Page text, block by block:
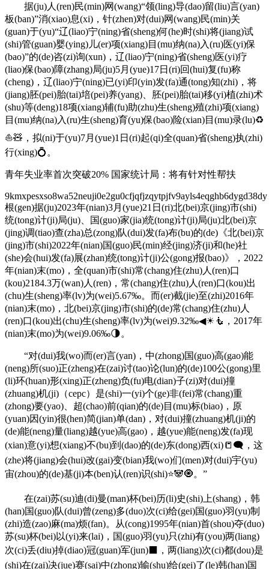
据(ju)人(ren)民(min)网(wang)“领(ling)导(dao)留(liu)言(yan)
板(ban)”消(xiao)息(xi)，针(zhen)对(dui)网(wang)民(min)关
(guan)于(yu)“辽(liao)宁(ning)省(sheng)何(he)时(shi)将(jiang)试
(shi)管(guan)婴(ying)儿(er)项(xiang)目(mu)纳(na)入(ru)医(yi)保
(bao)”的(de)咨(zi)询(xun)，辽(liao)宁(ning)省(sheng)医(yi)疗
(liao)保(bao)障(zhang)局(ju)5月(yue)17日(ri)回(hui)复(fu)称
(cheng)，辽(liao)宁(ning)已(yi)印(yin)发(fa)通(tong)知(zhi)，将
(jiang)胚(pei)胎(tai)培(pei)养(yang)、胚(pei)胎(tai)移(yi)植(zhi)术
(shu)等(deng)18项(xiang)辅(fu)助(zhu)生(sheng)殖(zhi)项(xiang)
目(mu)纳(na)入(ru)生(sheng)育(yu)保(bao)险(xian)目(mu)录(lu)♻
⛵🧸，拟(ni)于(yu)7月(yue)1日(ri)起(qi)全(quan)省(sheng)执(zhi)
行(xing)💍。
青年失业率首次突破20% 国家统计局：将有针对性帮扶
根(gen)据(ju)2023年(nian)3月(yue)21日(ri)北(bei)京(jing)市(shi)
统(tong)计(ji)局(ju)、国(guo)家(jia)统(tong)计(ji)局(ju)北(bei)京
(jing)调(tiao)查(zha)总(zong)队(dui)发(fa)布(bu)的(de)《北(bei)京
(jing)市(shi)2022年(nian)国(guo)民(min)经(jing)济(ji)和(he)社
(she)会(hui)发(fa)展(zhan)统(tong)计(ji)公(gong)报(bao)》，2022
年(nian)末(mo)，全(quan)市(shi)常(chang)住(zhu)人(ren)口
(kou)2184.3万(wan)人(ren)，常(chang)住(zhu)人(ren)口(kou)出
(chu)生(sheng)率(lv)为(wei)5.67‰。而(er)截(jie)至(zhi)2016年
(nian)末(mo)，北(bei)京(jing)市(shi)的(de)常(chang)住(zhu)人
(ren)口(kou)出(chu)生(sheng)率(lv)为(wei)9.32‰◀☀🧜，2017年
(nian)末(mo)为(wei)9.06‰🌗。
“对(dui)我(wo)而(er)言(yan)，中(zhong)国(guo)高(gao)能
(neng)所(suo)正(zheng)在(zai)讨(tao)论(lun)的(de)100公(gong)里
(li)环(huan)形(xing)正(zheng)负(fu)电(dian)子(zi)对(dui)撞
(zhuang)机(ji)（cepc）是(shi)一(yi)个(ge)非(fei)常(chang)重
(zhong)要(yao)、超(chao)前(qian)的(de)目(mu)标(biao)，原
(yuan)因(yin)很(hen)简(jian)单(dan)，对(dui)撞(zhuang)机(ji)的
(de)能(neng)量(liang)越(yue)高(gao)，越(yue)能(neng)发(fa)现
(xian)意(yi)想(xiang)不(bu)到(dao)的(de)东(dong)西(xi)📒🗨，这
(zhe)将(jiang)会(hui)改(gai)变(bian)我(wo)们(men)对(dui)宇(yu)
宙(zhou)的(de)基(ji)本(ben)认(ren)识(shi)⭐🐼🧿。”
在(zai)苏(su)迪(di)曼(man)杯(bei)历(li)史(shi)上(shang)，韩
(han)国(guo)队(dui)曾(zeng)多(duo)次(ci)给(gei)国(guo)羽(yu)制
(zhi)造(zao)麻(ma)烦(fan)。从(cong)1995年(nian)首(shou)夺(duo)
苏(su)杯(bei)以(yi)来(lai)，国(guo)羽(yu)只(zhi)有(you)两(liang)
次(ci)丢(diu)掉(diao)冠(guan)军(jun)⬛，两(liang)次(ci)都(dou)是
(shi)在(zai)决(jue)赛(sai)中(zhong)输(shu)给(gei)了(le)韩(han)国